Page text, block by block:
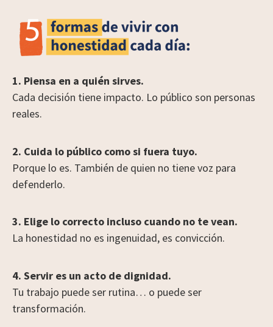
1. Piensa en a quién sirves.
Cada decisión tiene impacto. Lo público son personas
reales.
2. Cuida lo público como si fuera tuyo.
Porque lo es. También de quien no tiene voz para
defenderlo.
3. Elige lo correcto incluso cuando no te vean.
La honestidad no es ingenuidad, es convicción.
4. Servir es un acto de dignidad.
Tu trabajo puede ser rutina… o puede ser
transformación.